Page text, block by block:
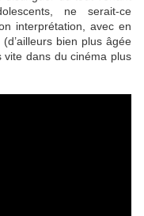
ne serait-ce
interprétation, avec en
(d’ailleurs bien plus âgée
vite dans du cinéma plus